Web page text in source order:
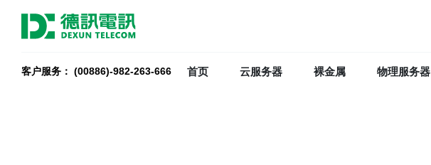
客户服务： (00886)-982-263-666 首页 云服务器 裸金属 物理服务器